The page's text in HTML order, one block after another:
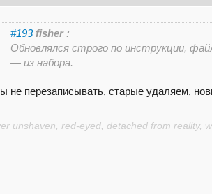
#193 fisher :
Обновлялся строго по инструкции,
— из набора.
не перезаписывать, старые удаляем,
unshaven, red-eyed, detached from reality,